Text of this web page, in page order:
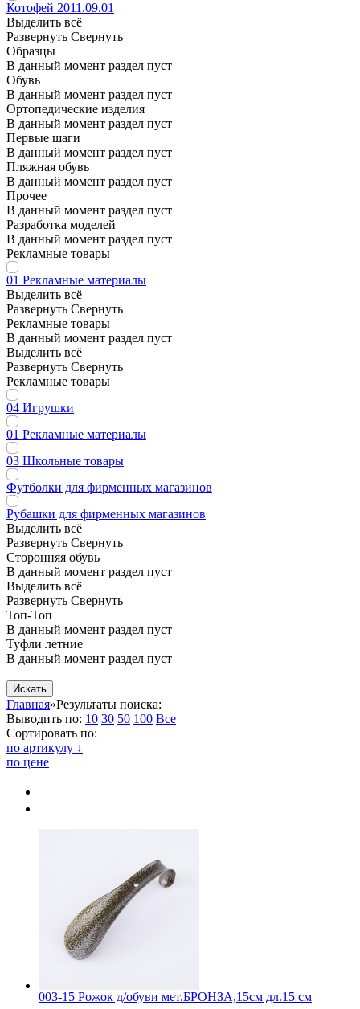
Котофей 2011.09.01
Выделить всё
Развернуть Свернуть
Образцы
В данный момент раздел пуст
Обувь
В данный момент раздел пуст
Ортопедические изделия
В данный момент раздел пуст
Первые шаги
В данный момент раздел пуст
Пляжная обувь
В данный момент раздел пуст
Прочее
В данный момент раздел пуст
Разработка моделей
В данный момент раздел пуст
Рекламные товары
01 Рекламные материалы
Выделить всё
Развернуть Свернуть
Рекламные товары
В данный момент раздел пуст
Выделить всё
Развернуть Свернуть
Рекламные товары
04 Игрушки
01 Рекламные материалы
03 Школьные товары
Футболки для фирменных магазинов
Рубашки для фирменных магазинов
Выделить всё
Развернуть Свернуть
Сторонняя обувь
В данный момент раздел пуст
Выделить всё
Развернуть Свернуть
Топ-Топ
В данный момент раздел пуст
Туфли летние
В данный момент раздел пуст
Главная»Результаты поиска:
Выводить по: 10 30 50 100 Все
Сортировать по:
по артикулу ↓
по цене
003-15 Рожок д/обуви мет.БРОНЗА,15см дл.15 см